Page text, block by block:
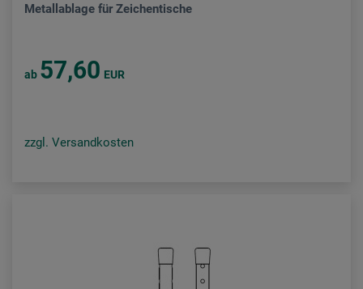
Metallablage für Zeichentische
ab 57,60 EUR
zzgl. Versandkosten